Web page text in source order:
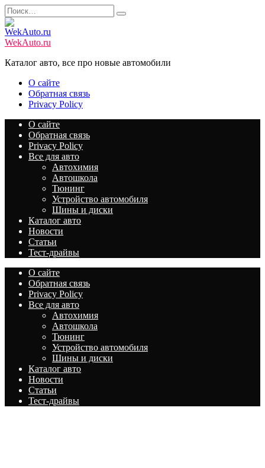
Перейти
к
содержанию
Search
for:
WekAuto.ru
Каталог авто, все про новые автомобили
О сайте
Обратная связь
Privacy Policy
О сайте
Обратная связь
Privacy Policy
Все для авто
Автохимия
Автошкола
Тюнинг
Устройство автомобиля
Шины и диски
Каталог авто
Новости
Статьи
Тест-драйвы
О сайте
Обратная связь
Privacy Policy
Все для авто
Автохимия
Автошкола
Тюнинг
Устройство автомобиля
Шины и диски
Каталог авто
Новости
Статьи
Тест-драйвы